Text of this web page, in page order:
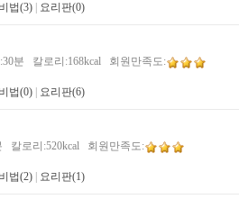
법(3) 요리판(0)
분 칼로리:168kcal 회원만족도:
법(0) 요리판(6)
칼로리:520kcal 회원만족도:
법(2) 요리판(1)